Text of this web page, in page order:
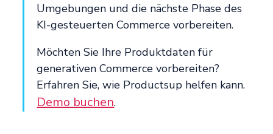
Umgebungen und die nächste Phase des
KI-gesteuerten Commerce vorbereiten.
Möchten Sie Ihre Produktdaten für
generativen Commerce vorbereiten?
Erfahren Sie, wie Productsup helfen kann.
Demo buchen.